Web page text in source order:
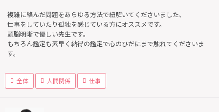
複雑に絡んだ問題をあらゆる方法で紐解いてくださいました、
仕事をしていたり孤独を感じている方にオススメです。
頭脳明晰で優しい先生です。
もちろん鑑定も素早く納得の鑑定で心のひだにまで触れてくださいま
す。
全体 人間関係 仕事